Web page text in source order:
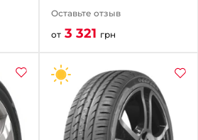
Оставьте отзыв
от 3 321 грн